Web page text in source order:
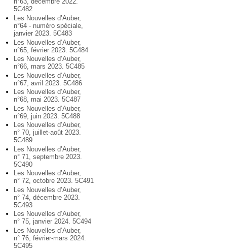
5C482
Les Nouvelles d’Auber,
n°64 - numéro spéciale,
janvier 2023. 5C483
Les Nouvelles d’Auber,
n°65, février 2023. 5C484
Les Nouvelles d’Auber,
n°66, mars 2023. 5C485
Les Nouvelles d’Auber,
n°67, avril 2023. 5C486
Les Nouvelles d’Auber,
n°68, mai 2023. 5C487
Les Nouvelles d’Auber,
n°69, juin 2023. 5C488
Les Nouvelles d’Auber,
n° 70, juillet-août 2023.
5C489
Les Nouvelles d’Auber,
n° 71, septembre 2023.
5C490
Les Nouvelles d’Auber,
n° 72, octobre 2023. 5C491
Les Nouvelles d’Auber,
n° 74, décembre 2023.
5C493
Les Nouvelles d’Auber,
n° 75, janvier 2024. 5C494
Les Nouvelles d’Auber,
n° 76, février-mars 2024.
5C495